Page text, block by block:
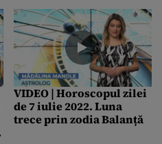
VIDEO | Horoscopul zilei
de 7 iulie 2022. Luna
trece prin zodia Balanță